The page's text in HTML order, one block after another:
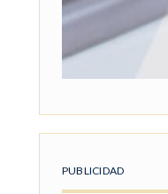
PUBLICIDAD